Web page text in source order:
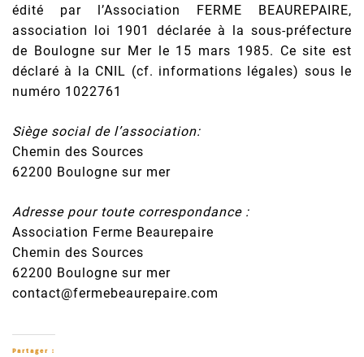
édité par l’Association FERME BEAUREPAIRE,
association loi 1901 déclarée à la sous-préfecture
de Boulogne sur Mer le 15 mars 1985. Ce site est
déclaré à la CNIL (cf. informations légales) sous le
numéro 1022761
Siège social de l’association:
Chemin des Sources
62200 Boulogne sur mer
Adresse pour toute correspondance :
Association Ferme Beaurepaire
Chemin des Sources
62200 Boulogne sur mer
contact@fermebeaurepaire.com
Partager :